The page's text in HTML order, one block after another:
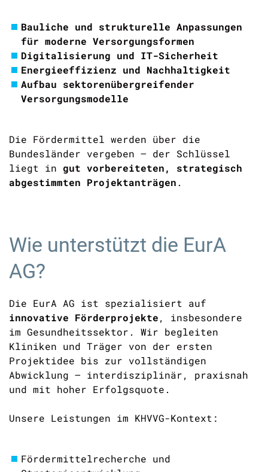
Bauliche und strukturelle Anpassungen
für moderne Versorgungsformen
Digitalisierung und IT-Sicherheit
Energieeffizienz und Nachhaltigkeit
Aufbau sektorenübergreifender
Versorgungsmodelle
Die Fördermittel werden über die
Bundesländer vergeben – der Schlüssel
liegt in gut vorbereiteten, strategisch
abgestimmten Projektanträgen .
Wie unterstützt die EurA
AG?
Die EurA AG ist spezialisiert auf
innovative Förderprojekte, insbesondere
im Gesundheitssektor. Wir begleiten
Kliniken und Träger von der ersten
Projektidee bis zur vollständigen
Abwicklung – interdisziplinär, praxisnah
und mit hoher Erfolgsquote.
Unsere Leistungen im KHVVG-Kontext:
Fördermittelrecherche und